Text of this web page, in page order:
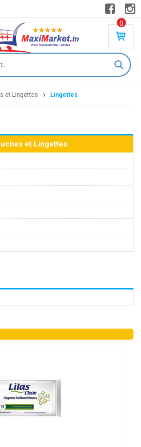
0
PR
DU
IT(
S)
DT
et Lingettes Lingettes
et Lingettes